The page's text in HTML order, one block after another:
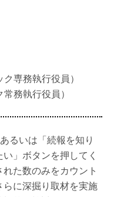
専務執行役員）
務執行役員）
るいは「続報を知り
」ボタンを押してく
た数のみをカウント
に深掘り取材を実施